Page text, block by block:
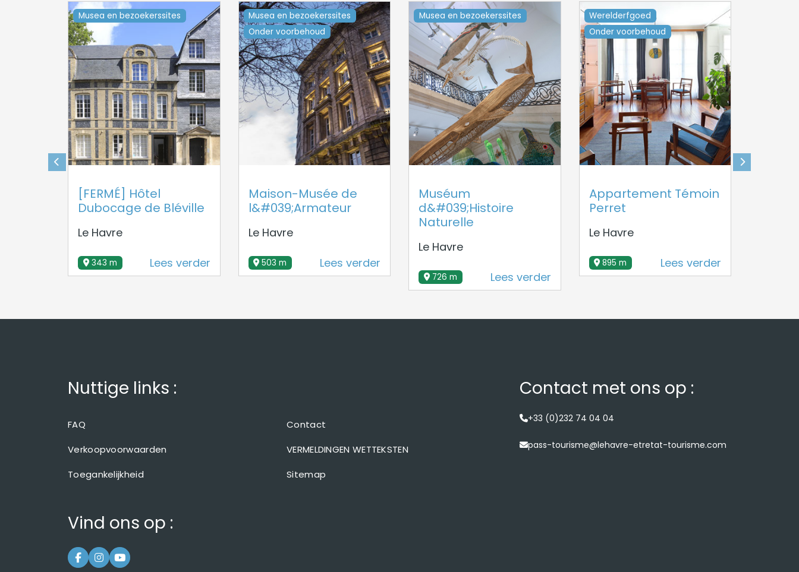
Musea en bezoekerssites
[FERMÉ] Hôtel
Dubocage de Bléville
Le Havre
343 m Lees verder
Musea en bezoekerssites
Onder voorbehoud
Maison-Musée de
l&#039;Armateur
Le Havre
503 m Lees verder
Musea en bezoekerssites
Muséum
d&#039;Histoire
Naturelle
Le Havre
726 m Lees verder
Werelderfgoed
Onder voorbehoud
Appartement Témoin
Perret
Le Havre
895 m Lees verder
Nuttige links :
FAQ
Contact
Verkoopvoorwaarden
VERMELDINGEN WETTEKSTEN
Toegankelijkheid
Sitemap
Contact met ons op :
+33 (0)232 74 04 04
pass-tourisme@lehavre-etretat-tourisme.com
Vind ons op :